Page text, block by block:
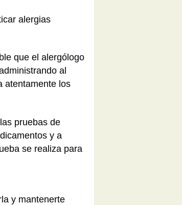
alergias
que el alergólogo
al
atentamente los
pruebas de
y a
se realiza para
y mantenerte